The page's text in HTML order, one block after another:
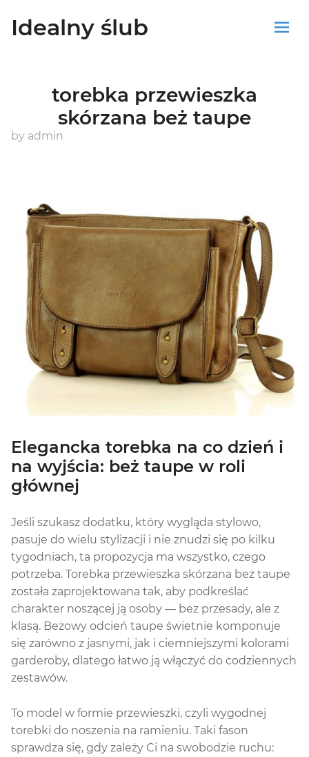
Idealny ślub
Koszyk
torebka przewieszka
skórzana beż taupe
by admin
Elegancka torebka na co dzień i
na wyjścia: beż taupe w roli
głównej
Jeśli szukasz dodatku, który wygląda stylowo,
pasuje do wielu stylizacji i nie znudzi się po kilku
tygodniach, ta propozycja ma wszystko, czego
potrzeba. Torebka przewieszka skórzana beż taupe
została zaprojektowana tak, aby podkreślać
charakter noszącej ją osoby — bez przesady, ale z
klasą. Beżowy odcień taupe świetnie komponuje
się zarówno z jasnymi, jak i ciemniejszymi kolorami
garderoby, dlatego łatwo ją włączyć do codziennych
zestawów.
To model w formie przewieszki, czyli wygodnej
torebki do noszenia na ramieniu. Taki fason
sprawdza się, gdy zależy Ci na swobodzie ruchu: